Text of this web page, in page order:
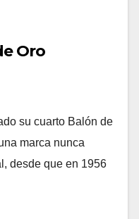
Oro
su cuarto Balón de
marca nunca
desde que en 1956